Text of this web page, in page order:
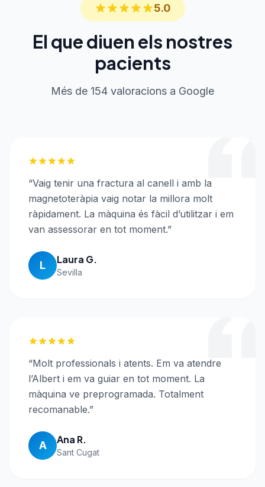
5.0
El que diuen els nostres
pacients
Més de 154 valoracions a Google
“Vaig tenir una fractura al canell i amb la
magnetoteràpia vaig notar la millora molt
ràpidament. La màquina és fàcil d’utilitzar i em
van assessorar en tot moment.”
L Laura G.
Sevilla
“Molt professionals i atents. Em va atendre
l’Albert i em va guiar en tot moment. La
màquina ve preprogramada. Totalment
recomanable.”
A Ana R.
Sant Cugat